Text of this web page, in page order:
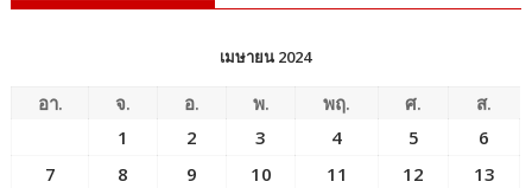
เมษายน 2024
อา. จ. อ. พ. พฤ. ศ.
ส.
1
2 3 4 5
6
7
8 9 10 11 12
13